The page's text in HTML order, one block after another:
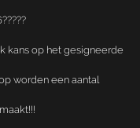
kans op het gesigneerde
worden een aantal